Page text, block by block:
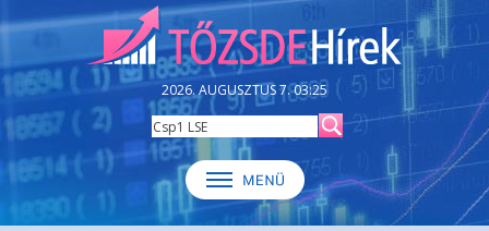
2026. AUGUSZTUS 7. 03:25